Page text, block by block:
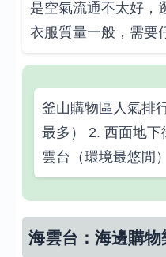
是空氣流通不太好，
衣服質量一般，需要
釜山購物區人氣排
最多） 2. 西面地
雲台（環境最悠閒）
海雲台：海邊購物